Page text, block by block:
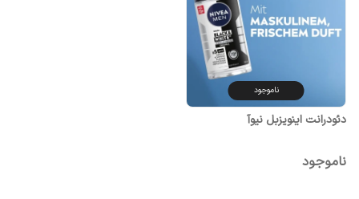
ناموجود
دئودرانت اینویزبل نیوآ
ناموجود